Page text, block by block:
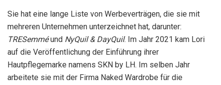
Sie hat eine lange Liste von Werbeverträgen, die sie mit
mehreren Unternehmen unterzeichnet hat, darunter:
TRESemméund NyQuil & DayQuil. Im Jahr 2021 kam Lori
auf die Veröffentlichung der Einführung ihrer
Hautpflegemarke namens SKN by LH. Im selben Jahr
arbeitete sie mit der Firma Naked Wardrobe für die